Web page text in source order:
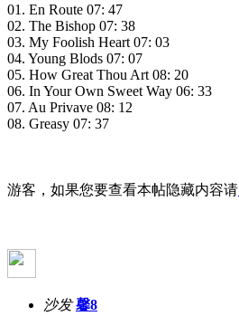
01. En Route 07: 47
02. The Bishop 07: 38
03. My Foolish Heart 07: 03
04. Young Blods 07: 07
05. How Great Thou Art 08: 20
06. In Your Own Sweet Way 06: 33
07. Au Privave 08: 12
08. Greasy 07: 37
游客，如果您要查看本帖隐藏内容请
沙发 馨8